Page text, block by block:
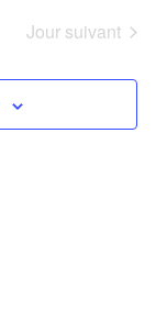
de
vues
Jour suivant